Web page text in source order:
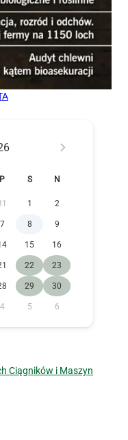
P S N
1 2
7 8 9
15 16
22 23
29 30
4 5 6
Ciągników i Maszyn